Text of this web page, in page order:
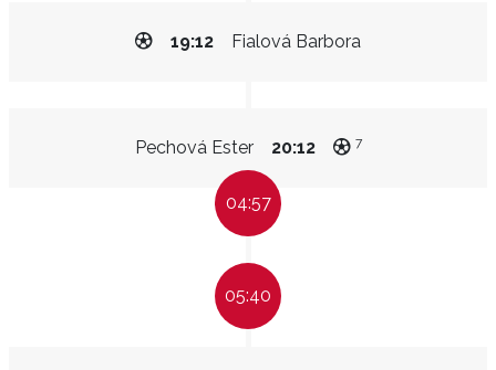
Fialová Barbora
19:12
Pechová Ester 20:12 7
04:57
05:40